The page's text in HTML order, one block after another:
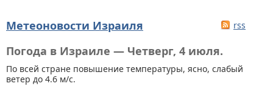
Метеоновости Израиля rss
Погода в Израиле — Четверг, 4 июля.
По всей стране повышение температуры, ясно, слабый
ветер до 4.6 м/с.